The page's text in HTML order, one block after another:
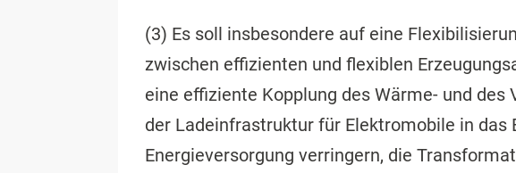
(3) Es soll insbesondere auf eine
zwischen effizienten und flexiblen
eine effiziente Kopplung des Wärme- und
der Ladeinfrastruktur für Elektromobile in
Energieversorgung verringern, die